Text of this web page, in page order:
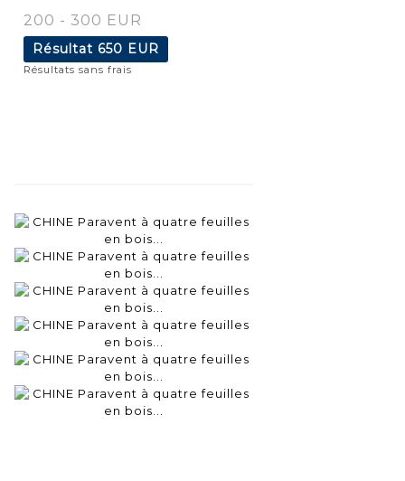
200 - 300 EUR
Résultat 650 EUR
Résultats sans frais